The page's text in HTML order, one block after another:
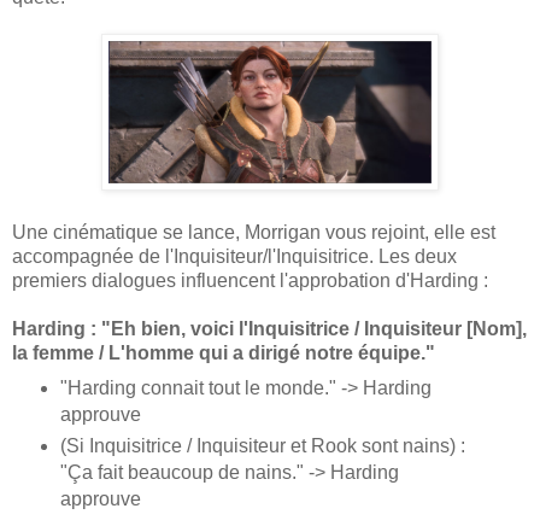
Une cinématique se lance, Morrigan vous rejoint, elle est
accompagnée de l'Inquisiteur/l'Inquisitrice. Les deux
premiers dialogues influencent l'approbation d'Harding :
Harding : "Eh bien, voici l'Inquisitrice / Inquisiteur [Nom],
la femme / L'homme qui a dirigé notre équipe."
"Harding connait tout le monde." -> Harding
approuve
(Si Inquisitrice / Inquisiteur et Rook sont nains) :
"Ça fait beaucoup de nains." -> Harding
approuve